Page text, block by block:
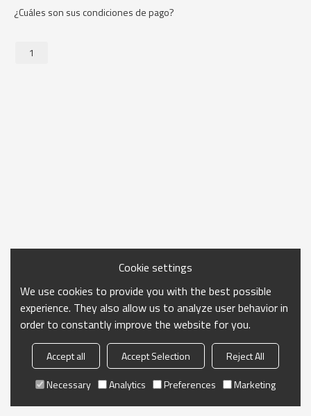
¿Cuáles son sus condiciones de pago?
1
Cookie settings
We use cookies to provide you with the best possible
experience. They also allow us to analyze user behavior in
order to constantly improve the website for you.
Accept all Accept Selection
Reject All
Necessary
Analytics Preferences Marketing